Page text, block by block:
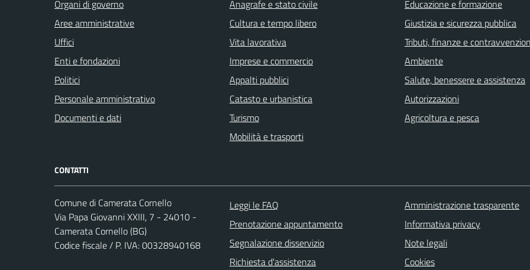
Organi di governo
Aree amministrative
Uffici
Enti e fondazioni
Politici
Personale amministrativo
Documenti e dati
Anagrafe e stato civile
Cultura e tempo libero
Vita lavorativa
Imprese e commercio
Appalti pubblici
Catasto e urbanistica
Turismo
Mobilità e trasporti
Educazione e formazione
Giustizia e sicurezza pubblica
Tributi, finanze e
Ambiente
Salute, benessere e assistenza
Autorizzazioni
Agricoltura e pesca
CONTATTI
Comune di Camerata Cornello
Via Papa Giovanni XXIII, 7 - 24010 -
Camerata Cornello (BG)
Codice fiscale / P. IVA: 00328940168
Leggi le FAQ
Prenotazione appuntamento
Segnalazione disservizio
Richiesta d'assistenza
Amministrazione trasparente
Informativa privacy
Note legali
Cookies